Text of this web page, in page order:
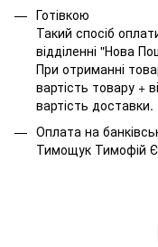
Готівкою
Такий спосіб
відділенні "Нова
При отриманні
вартість товару +
вартість доставки.
Оплата на
Тимощук Тимофій